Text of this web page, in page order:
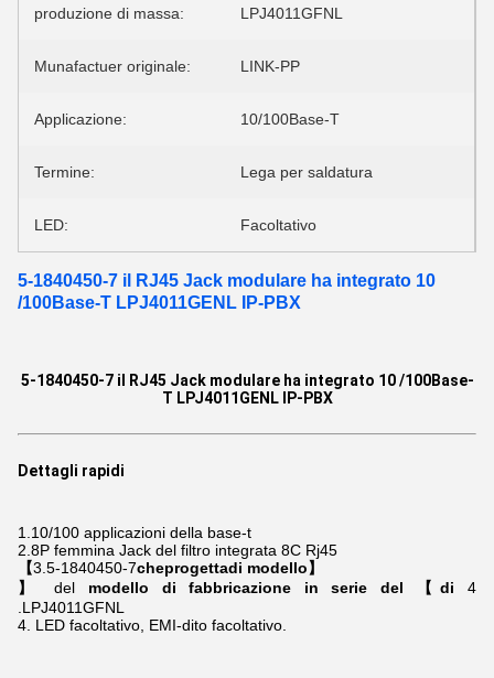
produzione di massa: LPJ4011GFNL
Munafactuer originale: LINK-PP
Applicazione: 10/100Base-T
Termine: Lega per saldatura
LED: Facoltativo
5-1840450-7 il RJ45 Jack modulare ha integrato 10
/100Base-T LPJ4011GENL IP-PBX
5-1840450-7 il RJ45 Jack modulare ha integrato 10 /100Base-
T LPJ4011GENL IP-PBX
Dettagli rapidi
1.10/100 applicazioni della base-t
2.8P femmina Jack del filtro integrata 8C Rj45
【3.5-1840450-7cheprogettadi modello】
】
del modello di fabbricazione in serie del 【di 4
.LPJ4011GFNL
4. LED facoltativo, EMI-dito facoltativo.